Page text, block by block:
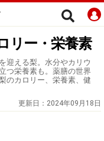
リー・栄養素
迎える梨。水分やカリウ
つ栄養素も。薬膳の世界
のカロリー、栄養素、健
更新日： 2024年09月18日